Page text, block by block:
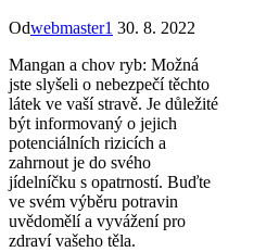
Odwebmaster1 30. 8. 2022
Mangan a chov ryb: Možná
jste slyšeli o nebezpečí těchto
látek ve vaší stravě. Je důležité
být informovaný o jejich
potenciálních rizicích a
zahrnout je do svého
jídelníčku s opatrností. Buďte
ve svém výběru potravin
uvědomělí a vyvážení pro
zdraví vašeho těla.